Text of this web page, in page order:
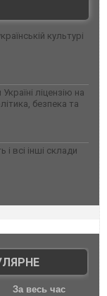
культурі
ліцензію на
безпека та
всі інші склади
За весь час